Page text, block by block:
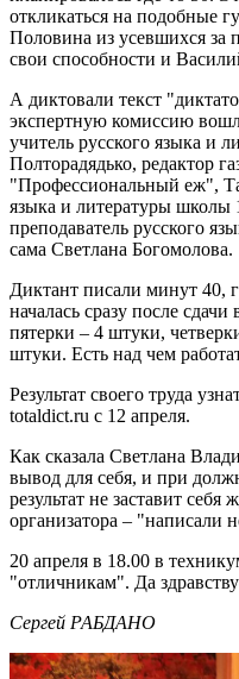
откликаться на подобные
Половина из усевшихся
свои способности и
А диктовали текст
экспертную комиссию
учитель русского языка и
Полторадядько, редактор
"Профессиональный еж",
языка и литературы
преподаватель русского
сама Светлана Богомолова.
Диктант писали минут 40,
началась сразу после сдачи
пятерки – 4 штуки,
штуки. Есть над чем
Результат своего труда
totaldict.ru с 12 апреля.
Как сказала Светлана
вывод для себя, и при
результат не заставит
организатора – "написали
20 апреля в 18.00 в
"отличникам". Да
Сергей РАБДАНО